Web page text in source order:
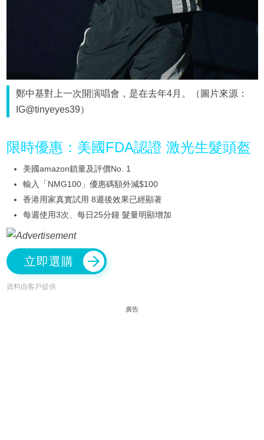
鄭中基對上一次開演唱會，是在去年4月。（圖片來源：
IG@tinyeyes39）
限時優惠：美國FDA認證 激光生髮頭盔
美國amazon鎖量及評價No. 1
輸入「NMG100」優惠碼額外減$100
香港用家真實試用 8週後效果已經顯著
每週使用3次、每日25分鐘 髮量明顯增加
立即選購
資料由客戶提供
廣告